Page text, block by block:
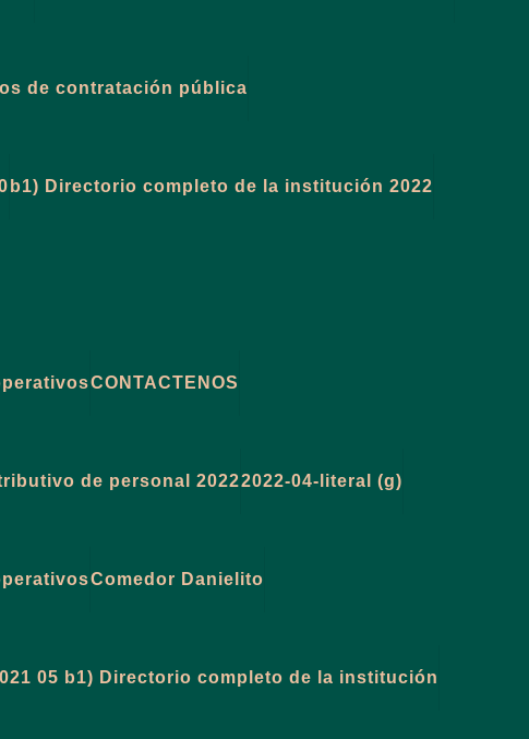
de contratación pública
b1) Directorio completo de la institución 2022
CONTACTENOS
de personal 20222022-04-literal (g)
Comedor Danielito
05 b1) Directorio completo de la institución